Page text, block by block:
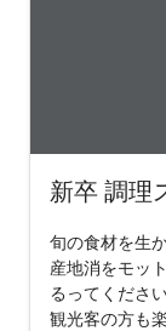
新卒 調理
旬の食材を生
産地消をモッ
るってくださ
観光客の方も